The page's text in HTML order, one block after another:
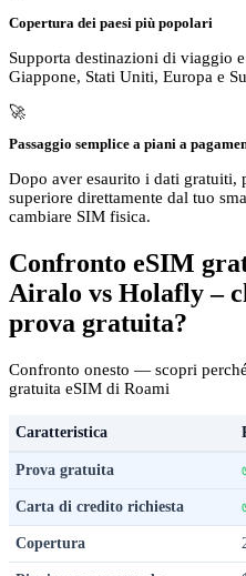
Copertura dei paesi più popolari
Supporta destinazioni di viaggio
Giappone, Stati Uniti, Europa e
🚀
Passaggio semplice a piani a
Dopo aver esaurito i dati gratuiti,
superiore direttamente dal tuo
cambiare SIM fisica.
Confronto eSIM
Airalo vs Holafly –
prova gratuita?
Confronto onesto — scopri
gratuita eSIM di Roami
Caratteristica
Prova gratuita
Carta di credito richiesta
Copertura